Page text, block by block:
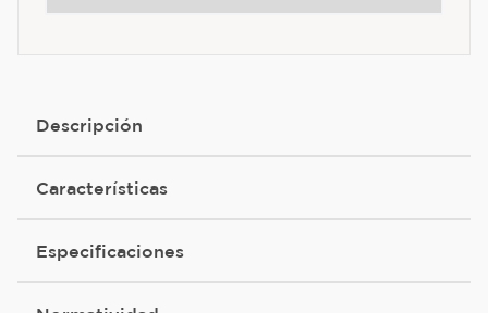
Descripción
Características
Especificaciones